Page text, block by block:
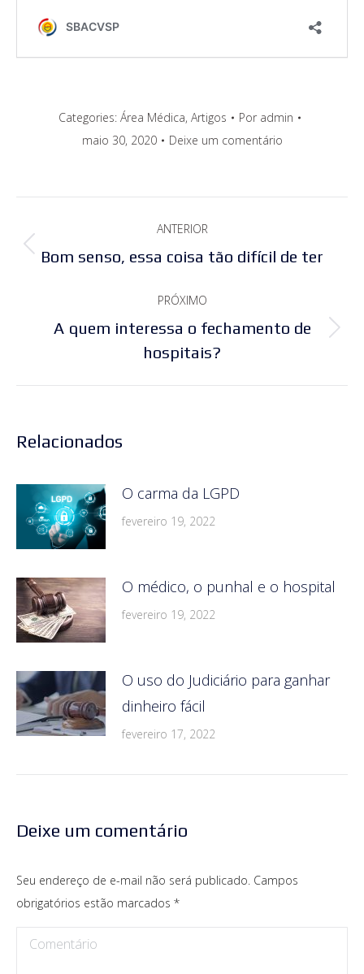
Categories: Área Médica, Artigos Por admin
maio 30, 2020
Deixe um comentário
de
ANTERIOR
Post
Bom senso, essa coisa tão difícil de ter
PRÓXIMO
Próximo
post:
A quem interessa o fechamento de
hospitais?
Relacionados
O carma da LGPD
fevereiro 19, 2022
O médico, o punhal e o hospital
fevereiro 19, 2022
O uso do Judiciário para ganhar
dinheiro fácil
fevereiro 17, 2022
Deixe um comentário
Seu endereço de e-mail não será publicado. Campos
obrigatórios estão marcados *
Comentário